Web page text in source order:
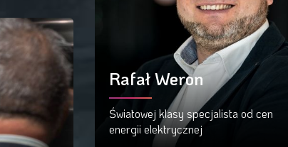
Rafał Weron
Światowej klasy specjalista od cen
energii elektrycznej